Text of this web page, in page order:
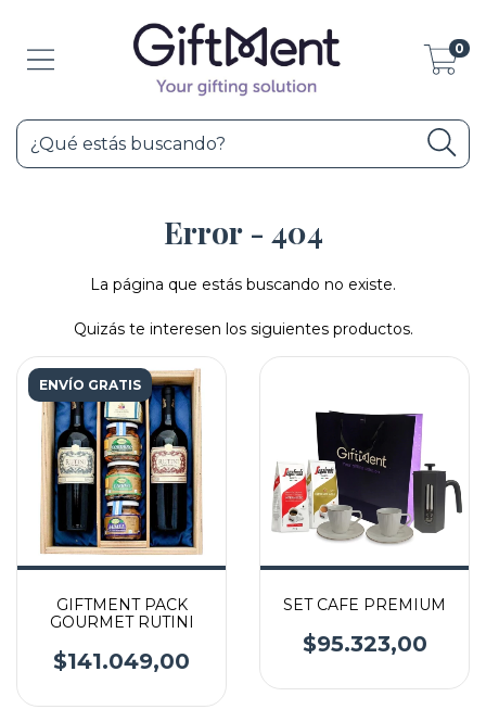
0
Error - 404
La página que estás buscando no existe.
Quizás te interesen los siguientes productos.
ENVÍO GRATIS
GIFTMENT PACK
GOURMET RUTINI
$141.049,00
SET CAFE PREMIUM
$95.323,00